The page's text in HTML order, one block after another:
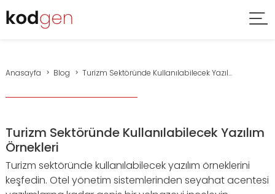
Anasayfa Blog Turizm Sektöründe Kullanılabilecek Yazıl...
Turizm Sektöründe Kullanılabilecek Yazılım
Örnekleri
Turizm sektöründe kullanılabilecek yazılım örneklerini
keşfedin. Otel yönetim sistemlerinden seyahat acentesi